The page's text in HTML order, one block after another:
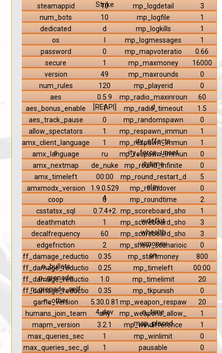
Strike
steamappid
10
num_bots
10
dedicated
d
os
password
0
secure
1
version
49
num_rules
120
aes
0.5.9
[REAPI]
aes_bonus_enable
1
aes_track_pause
0
allow_spectators
1
amx_client_language
s
1
amx_language
ru
amx_nextmap
de_nuke
amx_timeleft
00:00
amxmodx_version
1.9.0.529
4
coop
0
csstatsx_sql
0.7.4+2
deathmatch
1
decalfrequency
60
edgefriction
2
ff_damage_reductio
n_bullets
0.35
ff_damage_reductio
n_grenade
0.25
ff_damage_reductio
n_grenade_self
1.0
ff_damage_reductio
n_other
0.35
game_version
5.30.0.81
4-dev
humans_join_team
any
mapm_version
3.2.1
max_queries_sec
1
max_queries_sec_gl
1
mp_logdetail
3
mp_logfile
1
mp_logkills
1
mp_logmessages
1
mp_mapvoteratio
0.66
mp_maxmoney
16000
mp_maxrounds
0
mp_playerid
0
mp_radio_maxinroun
d
60
mp_radio_timeout
1.5
mp_randomspawn
0
mp_respawn_immun
ity_effects
1
mp_respawn_immun
ity_force_unset
1
mp_respawn_immun
itytime
0
mp_round_infinite
0
mp_round_restart_d
elay
5
mp_roundover
0
mp_roundtime
2
mp_scoreboard_sho
wdefkit
1
mp_scoreboard_sho
whealth
3
mp_scoreboard_sho
wmoney
3
mp_show_scenarioic
on
0
mp_startmoney
800
mp_timeleft
00:00
mp_timelimit
20
mp_tkpunish
0
mp_weapon_respaw
n_time
20
mp_weapons_allow_
map_placed
1
mp_windifference
1
mp_winlimit
0
pausable
0